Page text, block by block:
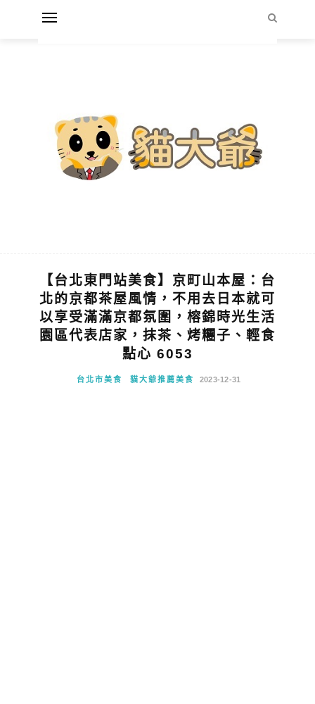
【台北東門站美食】京町山本屋：台
北的京都茶屋風情，不用去日本就可
以享受滿滿京都氛圍，榕錦時光生活
園區代表店家，抹茶、烤糰子、輕食
點心 6053
台北市美食 貓大爺推薦美食 2023-12-31